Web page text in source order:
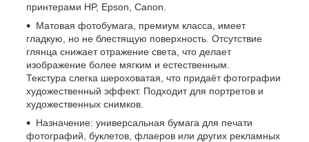
принтерами HP, Epson, Canon.
Матовая фотобумага, премиум класса, имеет
гладкую, но не блестящую поверхность. Отсутствие
глянца снижает отражение света, что делает
изображение более мягким и естественным.
Текстура слегка шероховатая, что придаёт фотографии
художественный эффект. Подходит для портретов и
художественных снимков.
Назначение: универсальная бумага для печати
фотографий, буклетов, флаеров или других рекламных